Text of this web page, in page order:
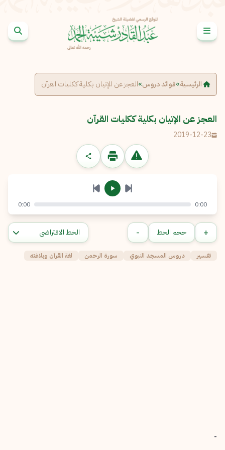
الرئيسية»فوائد دروس»العجز عن الإتيان بكلية ككليات القرآن
العجز عن الإتيان بكلية ككليات القرآن
2019-12-23
الإبلاغ عن مشكلة
الرسالة
إرسال إلغاء
0:00
0:00
+ حجم الخط -
تفسير دروس المسجد النبوي سورة الرحمن لغة القرآن وبلاغته
-